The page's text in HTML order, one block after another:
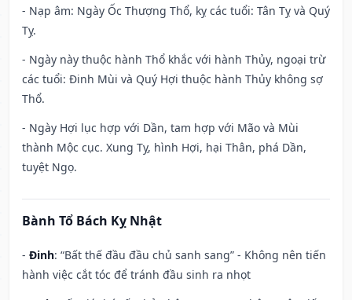
- Nạp âm: Ngày Ốc Thượng Thổ, kỵ các tuổi: Tân Tỵ và Quý
Tỵ.
- Ngày này thuộc hành Thổ khắc với hành Thủy, ngoại trừ
các tuổi: Đinh Mùi và Quý Hợi thuộc hành Thủy không sợ
Thổ.
- Ngày Hợi lục hợp với Dần, tam hợp với Mão và Mùi
thành Mộc cục. Xung Tỵ, hình Hợi, hại Thân, phá Dần,
tuyệt Ngọ.
Bành Tổ Bách Kỵ Nhật
- Đinh: “Bất thế đầu đầu chủ sanh sang” - Không nên tiến
hành việc cắt tóc để tránh đầu sinh ra nhọt